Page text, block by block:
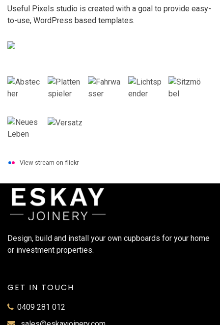
Useful Pixels studio is created with a goal to provide easy-
to-use, WordPress based templates.
View stream on flickr
Design, build and install your own cupboards for your home
or investment properties.
GET IN TOUCH
0409 281 012